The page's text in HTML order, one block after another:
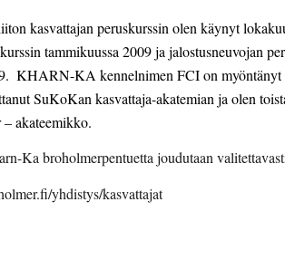
kasvattajan peruskurssin olen käynyt
tammikuussa 2009 ja jalostusneuvojan
SuKoKan kasvattaja-akatemian ja olen
akateemikko.
Ka broholmerpentuetta joudutaan
yhdistys/kasvattajat